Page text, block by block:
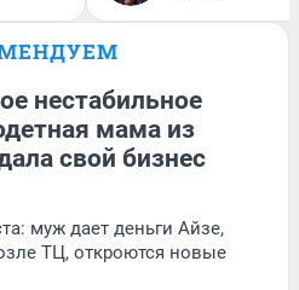
нестабильное
мама из
свой бизнес
муж дает деньги Айзе,
ТЦ, откроются новые